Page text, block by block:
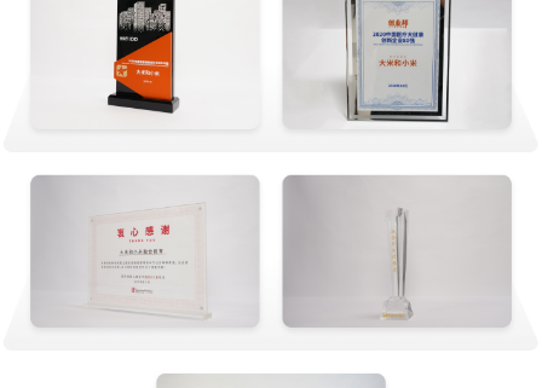
厦门集美中心
诚毅广场地铁站2号口的美集街区
昆明市官渡区矣六街道星都国际总部基地49栋2层及3层
重庆观音桥中心
重庆市两江新区观音桥街道国际商会大厦3楼311号
太原杏花岭中心